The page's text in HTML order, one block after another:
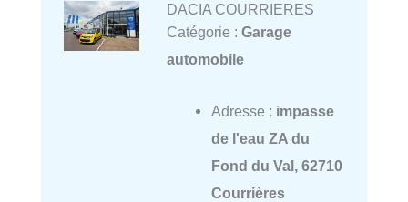
DACIA COURRIERES
Catégorie : Garage
automobile
Adresse : impasse
de l'eau ZA du
Fond du Val, 62710
Courrières